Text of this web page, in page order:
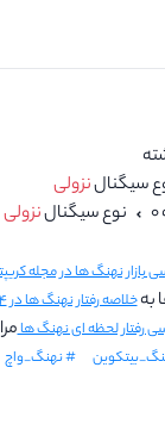
سیگنالنزولی
نوع سیگنالنزولی
بهخلاصه رفتار نهنگ ها در ۲۴ ساعت گذشته
رفتار لحظه ای نهنگ ها
# نهنگ_واچ